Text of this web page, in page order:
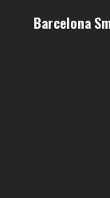
Barcelona